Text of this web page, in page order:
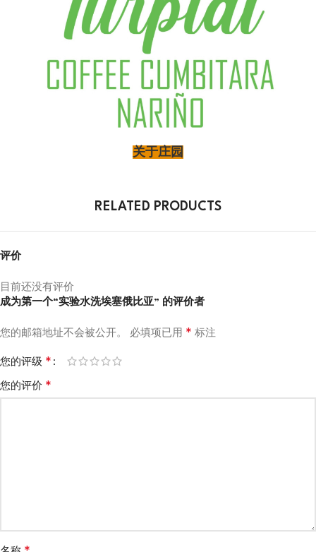
关于庄园
RELATED PRODUCTS
评价
目前还没有评价
成为第一个“实验水洗埃塞俄比亚” 的评价者
您的邮箱地址不会被公开。 必填项已用 * 标注
您的评级 *
您的评价 *